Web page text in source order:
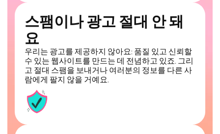
스팸이나 광고 절대 안 돼
요
우리는 광고를 제공하지 않아요: 품질 있고 신뢰할
수 있는 웹사이트를 만드는 데 전념하고 있죠. 그리
고 절대 스팸을 보내거나 여러분의 정보를 다른 사
람에게 팔지 않을 거예요.